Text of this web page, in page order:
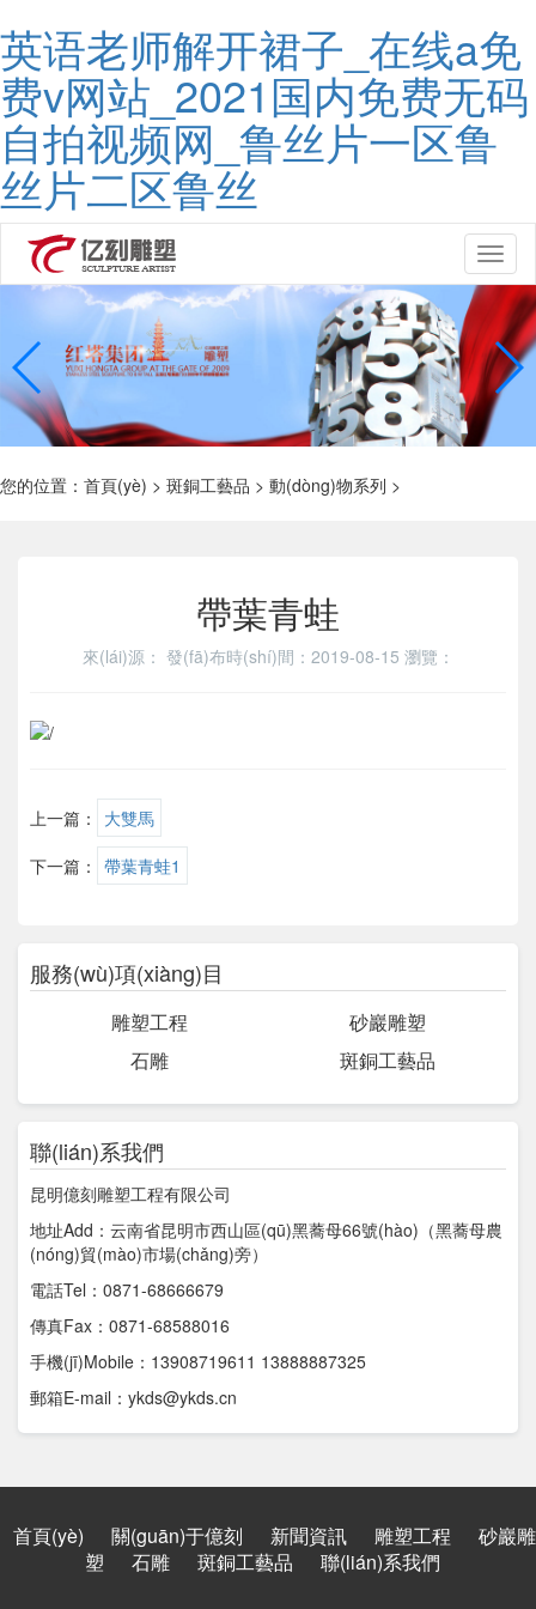
英语老师解开裙子_在线a免
费v网站_2021国内免费无码
自拍视频网_鲁丝片一区鲁
丝片二区鲁丝
您的位置： 首頁(yè) > 斑銅工藝品 > 動(dòng)物系列 >
帶葉青蛙
來(lái)源： 發(fā)布時(shí)間：2019-08-15 瀏覽：
上一篇：
大雙馬
下一篇： 帶葉青蛙1
服務(wù)項(xiàng)目
雕塑工程
砂巖雕塑
石雕
斑銅工藝品
聯(lián)系我們
昆明億刻雕塑工程有限公司
地址Add：云南省昆明市西山區(qū)黑蕎母66號(hào)（黑蕎母農
(nóng)貿(mào)市場(chǎng)旁）
電話Tel：0871-68666679
傳真Fax：0871-68588016
手機(jī)Mobile：13908719611 13888887325
郵箱E-mail：ykds@ykds.cn
首頁(yè) 關(guān)于億刻 新聞資訊 雕塑工程
砂巖雕
塑
石雕 斑銅工藝品 聯(lián)系我們